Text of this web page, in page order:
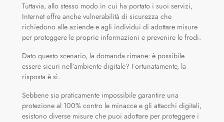
Tuttavia, allo stesso modo in cui ha portato i suoi servizi,
Internet offre anche vulnerabilità di sicurezza che
richiedono alle aziende e agli individui di adottare misure
per proteggere le proprie informazioni e prevenire le frodi.
Dato questo scenario, la domanda rimane: è possibile
essere sicuri nell’ambiente digitale? Fortunatamente, la
risposta è sì.
Sebbene sia praticamente impossibile garantire una
protezione al 100% contro le minacce e gli attacchi digitali,
esistono diverse misure che puoi adottare per proteggere i